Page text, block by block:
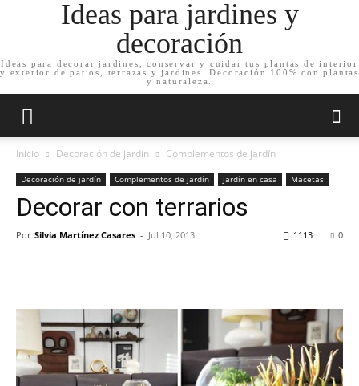
Ideas para jardines y
decoración
Ideas para decorar jardines, conservar y cuidar tus plantas de interior
y exterior de patios, terrazas y jardines. Decoración 100% con plantas
y naturaleza.
Inicio Decoración de jardín Complementos de jardín
Decoración de jardín Complementos de jardín Jardín en casa Macetas
Decorar con terrarios
Por Silvia Martínez Casares - Jul 10, 2013 0
1113